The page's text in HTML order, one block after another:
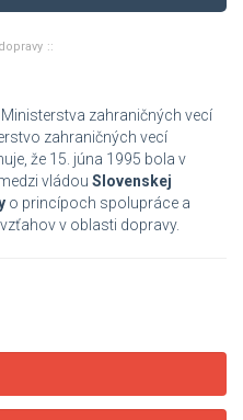
zahraničných vecí
zahraničných vecí
že 15. júna 1995 bola v
vládou Slovenskej
o princípoch spolupráce a
v oblasti dopravy.